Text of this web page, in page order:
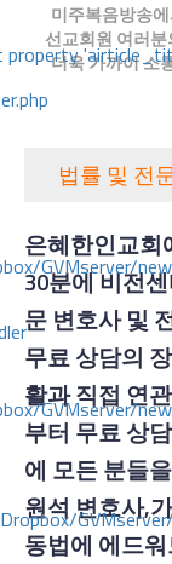
property
GVMserver/
GVMserver/
미주복음방송
선교회원 여러
더욱 가까이 소
법률 및 전
은혜한인교회
30분에 비전
문 변호사 및
무료 상담의
활과 직접 연
부터 무료 상
에 모든 분들
원석 변호사,
동법에 에드